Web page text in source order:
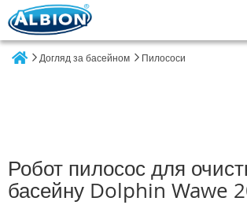
Догляд за басейном Пилососи
Робот пилосос для
басейну Dolphin Wawe